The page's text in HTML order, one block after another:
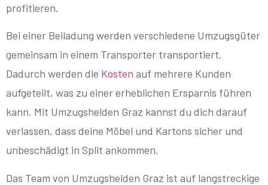
profitieren.
Bei einer Beiladung werden verschiedene Umzugsgüter
gemeinsam in einem Transporter transportiert.
Dadurch werden die Kosten auf mehrere Kunden
aufgeteilt, was zu einer erheblichen Ersparnis führen
kann. Mit Umzugshelden Graz kannst du dich darauf
verlassen, dass deine Möbel und Kartons sicher und
unbeschädigt in Split ankommen.
Das Team von Umzugshelden Graz ist auf langstreckige